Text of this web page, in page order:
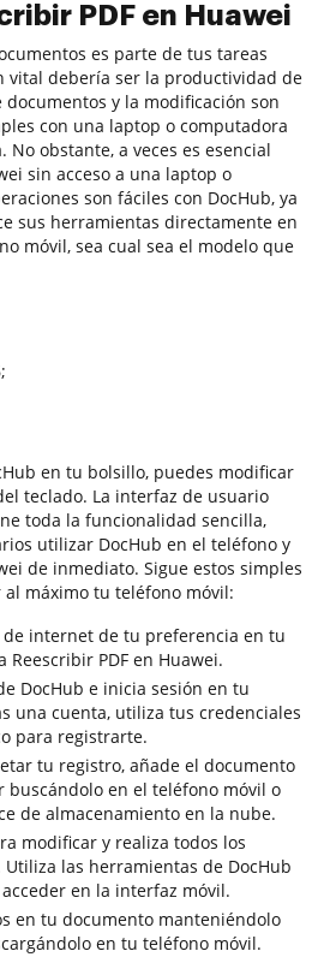
PDF en Huawei
es parte de tus tareas
vital debería ser la productividad de
y la modificación son
con una laptop o computadora
obstante, a veces es esencial
sin acceso a una laptop o
son fáciles con DocHub, ya
sus herramientas directamente en
móvil, sea cual sea el modelo que
en tu bolsillo, puedes modificar
teclado. La interfaz de usuario
toda la funcionalidad sencilla,
utilizar DocHub en el teléfono y
de inmediato. Sigue estos simples
máximo tu teléfono móvil:
internet de tu preferencia en tu
PDF en Huawei.
DocHub e inicia sesión en tu
una cuenta, utiliza tus credenciales
para registrarte.
tu registro, añade el documento
buscándolo en el teléfono móvil o
de almacenamiento en la nube.
modificar y realiza todos los
las herramientas de DocHub
en la interfaz móvil.
en tu documento manteniéndolo
en tu teléfono móvil.